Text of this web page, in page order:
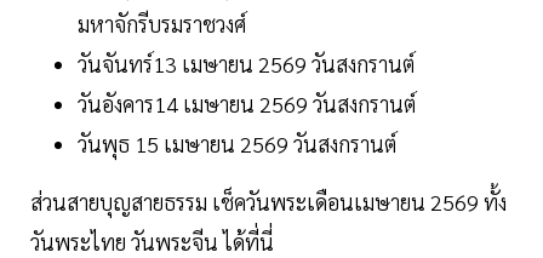
มหาจักรีบรมราชวงศ์
วันจันทร์13 เมษายน 2569 วันสงกรานต์
วันอังคาร14 เมษายน 2569 วันสงกรานต์
วันพุธ 15 เมษายน 2569 วันสงกรานต์
ส่วนสายบุญสายธรรม เช็ควันพระเดือนเมษายน 2569 ทั้ง
วันพระไทย วันพระจีน ได้ที่นี่